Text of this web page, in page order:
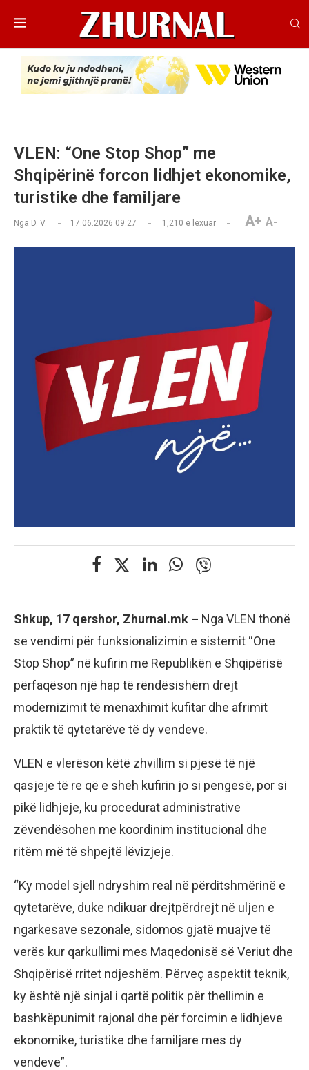
VLEN: “One Stop Shop” me
Shqipërinë forcon lidhjet ekonomike,
turistike dhe familjare
Nga D. V. 17.06.2026 09:27 1,210 e lexuar A+ A-
Shkup, 17 qershor, Zhurnal.mk – Nga VLEN thonë
se vendimi për funksionalizimin e sistemit “One
Stop Shop” në kufirin me Republikën e Shqipërisë
përfaqëson një hap të rëndësishëm drejt
modernizimit të menaxhimit kufitar dhe afrimit
praktik të qytetarëve të dy vendeve.
VLEN e vlerëson këtë zhvillim si pjesë të një
qasjeje të re që e sheh kufirin jo si pengesë, por si
pikë lidhjeje, ku procedurat administrative
zëvendësohen me koordinim institucional dhe
ritëm më të shpejtë lëvizjeje.
“Ky model sjell ndryshim real në përditshmërinë e
qytetarëve, duke ndikuar drejtpërdrejt në uljen e
ngarkesave sezonale, sidomos gjatë muajve të
verës kur qarkullimi mes Maqedonisë së Veriut dhe
Shqipërisë rritet ndjeshëm. Përveç aspektit teknik,
ky është një sinjal i qartë politik për thellimin e
bashkëpunimit rajonal dhe për forcimin e lidhjeve
ekonomike, turistike dhe familjare mes dy
vendeve”.